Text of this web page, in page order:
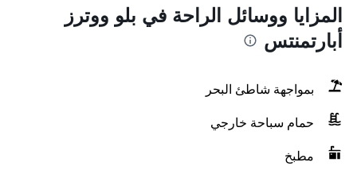
المزايا ووسائل الراحة في بلو ووترز
أبارتمنتس
بمواجهة شاطئ البحر
حمام سباحة خارجي
مطبخ